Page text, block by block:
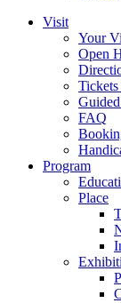
Visit
Your
Open
FAQ
Program
Place